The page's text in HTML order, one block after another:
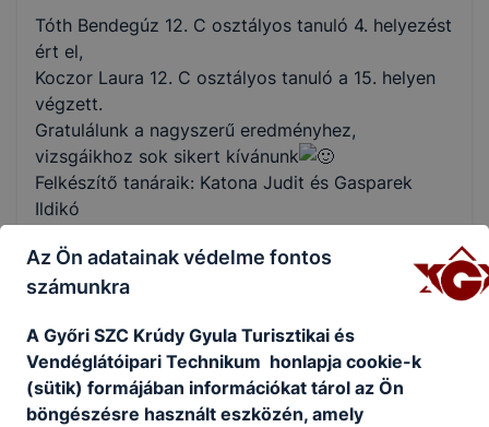
Tóth Bendegúz 12. C osztályos tanuló 4. helyezést
ért el,
Koczor Laura 12. C osztályos tanuló a 15. helyen
végzett.
Gratulálunk a nagyszerű eredményhez,
vizsgáikhoz sok sikert kívánunk
Felkészítő tanáraik: Katona Judit és Gasparek
Ildikó
Megosztás
Az Ön adatainak védelme fontos
számunkra
A Győri SZC Krúdy Gyula Turisztikai és
Vendéglátóipari Technikum honlapja cookie-k
(sütik) formájában információkat tárol az Ön
böngészésre használt eszközén, amely